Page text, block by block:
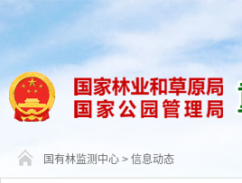
国有林监测中心 > 信息动态